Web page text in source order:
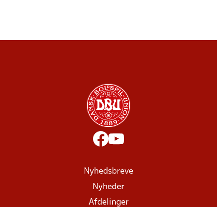
Nyhedsbreve
Nyheder
Afdelinger